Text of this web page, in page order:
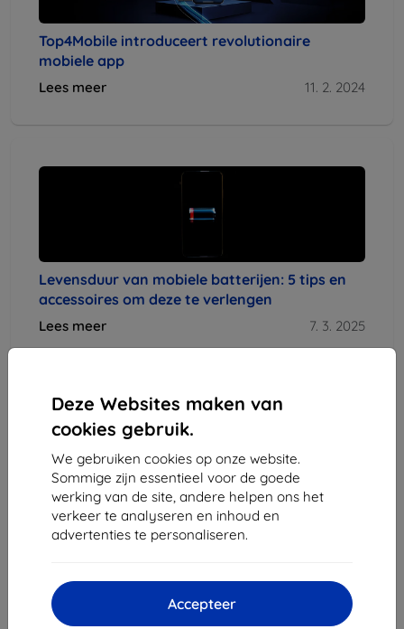
Deze Websites maken van
cookies gebruik.
We gebruiken cookies op onze website.
Sommige zijn essentieel voor de goede
werking van de site, andere helpen ons het
verkeer te analyseren en inhoud en
advertenties te personaliseren.
Accepteer
Top4Mobile introduceert revolutionaire
mobiele app
Lees meer 11. 2. 2024
Levensduur van mobiele batterijen: 5 tips en
accessoires om deze te verlengen
Lees meer 7. 3. 2025
Blog
Mobiele telefoons